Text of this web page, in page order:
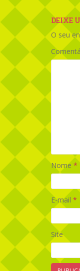
DEIXE
O seu
Nome *
E-mail *
Site